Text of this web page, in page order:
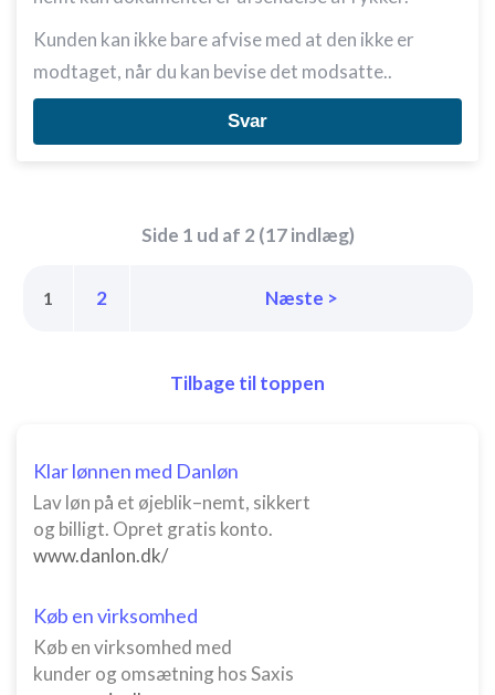
Kunden kan ikke bare afvise med at den ikke er
modtaget, når du kan bevise det modsatte..
Svar
Side 1 ud af 2 (17 indlæg)
1 2 Næste >
Tilbage til toppen
Klar lønnen med Danløn
Lav løn på et øjeblik–nemt, sikkert
og billigt. Opret gratis konto.
www.danlon.dk/
Køb en virksomhed
Køb en virksomhed med
kunder og omsætning hos Saxis